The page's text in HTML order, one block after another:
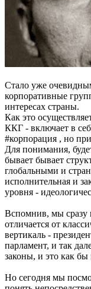
Стало уже
корпоративные
интересах страны.
Как это
ККГ - включает в
#корпорация , но
Для понимания,
бывает бывает
глобальными и
исполнительная и
уровня -
Вспомнив, мы сразу
отличается от
вертикаль -
парламент, и так
законы, и это как бы
Но сегодня мы